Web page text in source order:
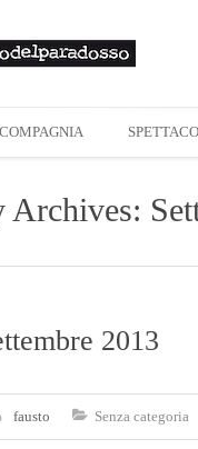
2013
fausto Senza categoria